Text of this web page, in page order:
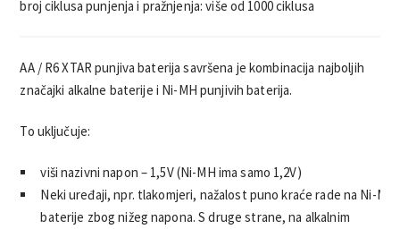
broj ciklusa punjenja i pražnjenja: više od 1000 ciklusa
AA / R6 XTAR punjiva baterija savršena je kombinacija najboljih
značajki alkalne baterije i Ni-MH punjivih baterija.
To uključuje:
viši nazivni napon – 1,5V (Ni-MH ima samo 1,2V)
Neki uređaji, npr. tlakomjeri, nažalost puno kraće rade na Ni-MH
baterije zbog nižeg napona. S druge strane, na alkalnim